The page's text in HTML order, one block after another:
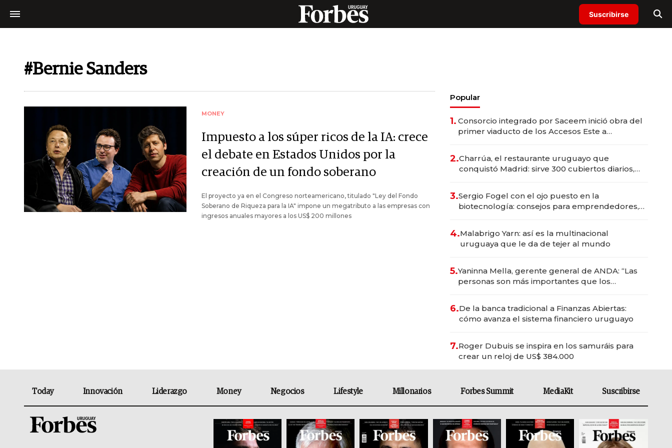
Suscribirse
#Bernie Sanders
MONEY
Impuesto a los súper ricos de la IA: crece
el debate en Estados Unidos por la
creación de un fondo soberano
El proyecto ya en el Congreso norteamericano, titulado "Ley del Fondo
Soberano de Riqueza para la IA" impone un megatributo a las empresas con
ingresos anuales mayores a los US$ 200 millones
Popular
1. Consorcio integrado por Saceem inició obra del
primer viaducto de los Accesos Este a
2.Charrúa, el restaurante uruguayo que
conquistó Madrid: sirve 300 cubiertos diarios,
3.Sergio Fogel con el ojo puesto en la
biotecnología: consejos para emprendedores,
4.Malabrigo Yarn: así es la multinacional
uruguaya que le da de tejer al mundo
5.Yaninna Mella, gerente general de ANDA: “Las
personas son más importantes que los
6.De la banca tradicional a Finanzas Abiertas:
cómo avanza el sistema financiero uruguayo
7.Roger Dubuis se inspira en los samuráis para
crear un reloj de US$ 384.000
Today Innovación Liderazgo Money Negocios Lifestyle Millonarios Forbes Summit MediaKit Suscribirse